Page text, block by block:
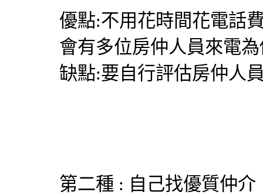
優點:不用花時間花電話
會有多位房仲人員來電
缺點:要自行評估房仲人
第二種 : 自己找優質仲介